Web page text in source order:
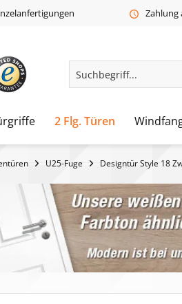
Zahlung
2 Flg. Türen
U25-Fuge Designtür Style 18